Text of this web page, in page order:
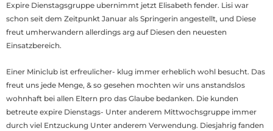
Expire Dienstagsgruppe ubernimmt jetzt Elisabeth fender. Lisi war
schon seit dem Zeitpunkt Januar als Springerin angestellt, und Diese
freut umherwandern allerdings arg auf Diesen den neuesten
Einsatzbereich.
Einer Miniclub ist erfreulicher- klug immer erheblich wohl besucht. Das
freut uns jede Menge, & so gesehen mochten wir uns anstandslos
wohnhaft bei allen Eltern pro das Glaube bedanken. Die kunden
betreute expire Dienstags- Unter anderem Mittwochsgruppe immer
durch viel Entzuckung Unter anderem Verwendung. Diesjahrig fanden